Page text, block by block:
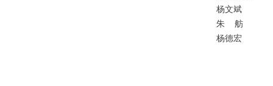
杨文斌
朱
舫
杨德宏